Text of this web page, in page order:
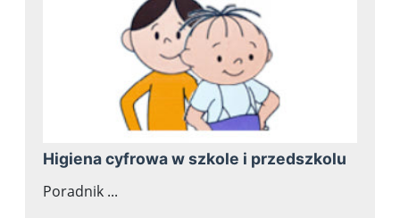
Higiena cyfrowa w szkole i przedszkolu
Poradnik ...